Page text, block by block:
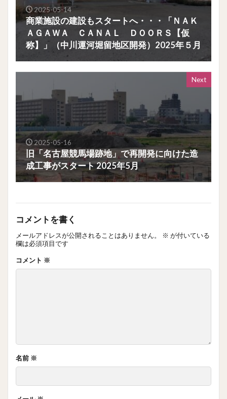
2025-05-14
商業施設の建設もスタートへ・・・「ＮＡＫ
ＡＧＡＷＡ ＣＡＮＡＬ ＤＯＯＲＳ【仮
称】」（中川運河堀留地区開発）2025年５月
Next
2025-05-16
旧「名古屋競馬場跡地」で再開発に向けた造
成工事がスタート 2025年5月
コメントを書く
メールアドレスが公開されることはありません。 ※ が付いている
欄は必須項目です
コメント ※
名前 ※